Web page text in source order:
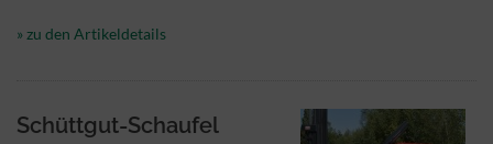
» zu den Artikeldetails
Schüttgut-Schaufel